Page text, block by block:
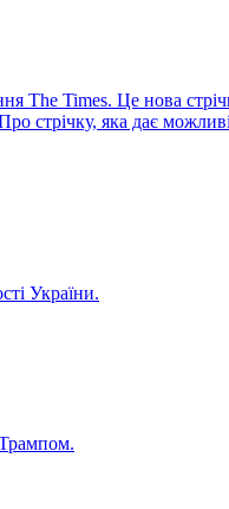
The Times. Це нова
стрічку, яка дає
України.